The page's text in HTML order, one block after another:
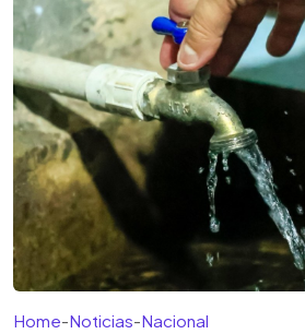
Home-Noticias-Nacional